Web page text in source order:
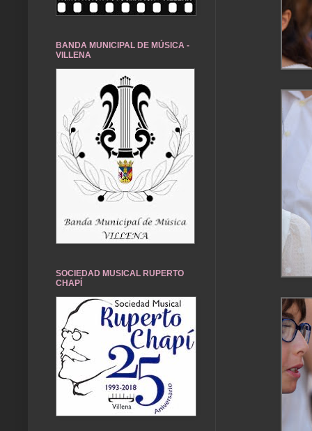
BANDA MUNICIPAL DE MÚSICA -
VILLENA
SOCIEDAD MUSICAL RUPERTO
CHAPÍ